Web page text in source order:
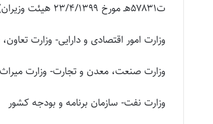
ت۵۷۸۳۱هـ مورخ ۲۳/۴/۱۳۹۹ هیئت وزیران)
وزارت امور اقتصادی و دارایی- وزارت
وزارت صنعت، معدن و تجارت- وزارت
وزارت نفت- سازمان برنامه و بودجه کشور